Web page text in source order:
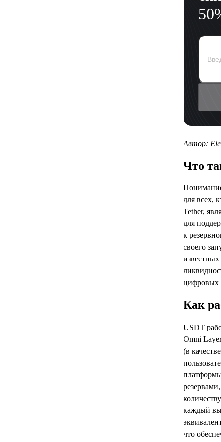
Автор:
Что
для всех,
Tether,
для
к
своего
известных
цифровых
Как
USDT
Omni
(в
каждый
что